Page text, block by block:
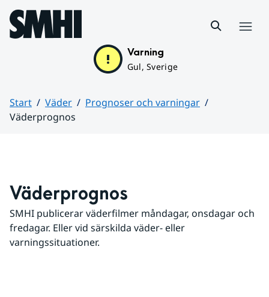
Hoppa till sidans innehåll
Varning
Gul, Sverige
Start Väder
Prognoser och varningar
Väderprognos
Väderprognos
SMHI publicerar väderfilmer måndagar, onsdagar och
fredagar. Eller vid särskilda väder- eller
varningssituationer.